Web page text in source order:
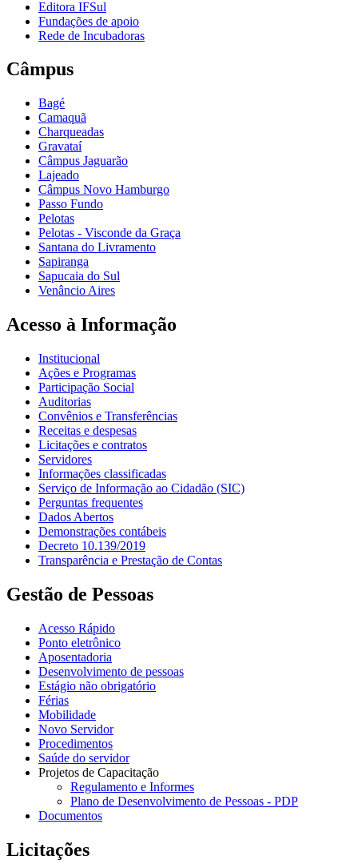
Editora IFSul
Fundações de apoio
Rede de Incubadoras
Câmpus
Bagé
Camaquã
Charqueadas
Gravataí
Câmpus Jaguarão
Lajeado
Câmpus Novo Hamburgo
Passo Fundo
Pelotas
Pelotas - Visconde da Graça
Santana do Livramento
Sapiranga
Sapucaia do Sul
Venâncio Aires
Acesso à Informação
Institucional
Ações e Programas
Participação Social
Auditorias
Convênios e Transferências
Receitas e despesas
Licitações e contratos
Servidores
Informações classificadas
Serviço de Informação ao Cidadão (SIC)
Perguntas frequentes
Dados Abertos
Demonstrações contábeis
Decreto 10.139/2019
Transparência e Prestação de Contas
Gestão de Pessoas
Acesso Rápido
Ponto eletrônico
Aposentadoria
Desenvolvimento de pessoas
Estágio não obrigatório
Férias
Mobilidade
Novo Servidor
Procedimentos
Saúde do servidor
Projetos de Capacitação
Regulamento e Informes
Plano de Desenvolvimento de Pessoas - PDP
Documentos
Licitações